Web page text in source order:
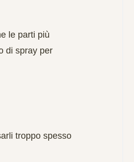
le parti più
di spray per
troppo spesso